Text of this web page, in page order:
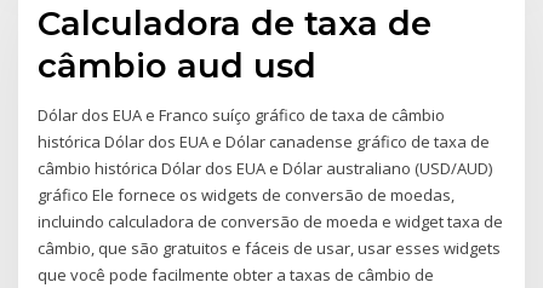
Calculadora de taxa de
câmbio aud usd
Dólar dos EUA e Franco suíço gráfico de taxa de câmbio
histórica Dólar dos EUA e Dólar canadense gráfico de taxa de
câmbio histórica Dólar dos EUA e Dólar australiano (USD/AUD)
gráfico Ele fornece os widgets de conversão de moedas,
incluindo calculadora de conversão de moeda e widget taxa de
câmbio, que são gratuitos e fáceis de usar, usar esses widgets
que você pode facilmente obter a taxas de câmbio de